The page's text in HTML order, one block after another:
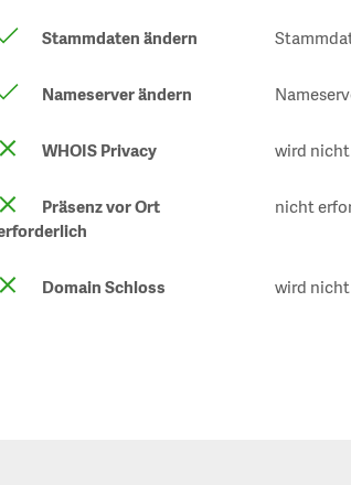
Stammdaten ändern
Nameserver ändern
WHOIS Privacy wird
Präsenz vor Ort
nicht
Domain Schloss wird